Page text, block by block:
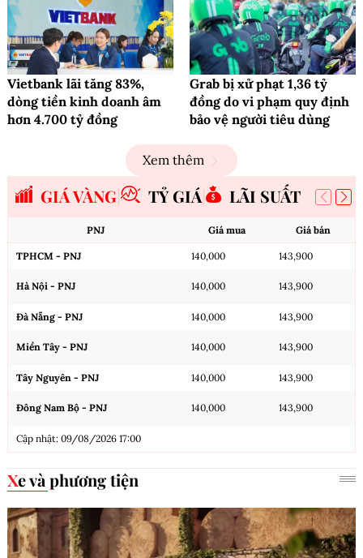
Vietbank lãi tăng 83%,
dòng tiền kinh doanh âm
hơn 4.700 tỷ đồng
Grab bị xử phạt 1,36 tỷ
đồng do vi phạm quy định
bảo vệ người tiêu dùng
Xem thêm
GIÁ VÀNG TỶ GIÁ LÃI SUẤT
PNJ Giá mua Giá bán
TPHCM - PNJ 140,000 143,900
Hà Nội - PNJ 140,000 143,900
Đà Nẵng - PNJ 140,000 143,900
Miền Tây - PNJ 140,000 143,900
Tây Nguyên - PNJ 140,000 143,900
Đông Nam Bộ - PNJ 140,000 143,900
Cập nhật: 09/08/2026 17:00
Xe và phương tiện